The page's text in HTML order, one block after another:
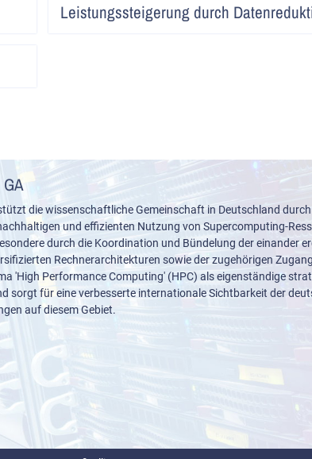
Leistungssteigerung durch
die wissenschaftliche Gemeinschaft in Deutschland
und effizienten Nutzung von Supercomputing-
durch die Koordination und Bündelung der einander
Rechnerarchitekturen sowie der zugehörigen
'High Performance Computing' (HPC) als eigenständige
sorgt für eine verbesserte internationale Sichtbarkeit der
auf diesem Gebiet.